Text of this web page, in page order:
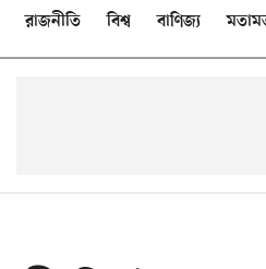
রাজনীতি বিশ্ব বাণিজ্য